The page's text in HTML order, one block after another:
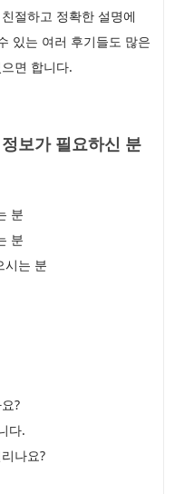
절하고 정확한 설명에
있는 여러 후기들도 많은
면 합니다.
보가 필요하신 분
분
분
시는 분
?
다.
나요?